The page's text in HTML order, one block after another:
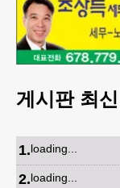
게시판 최
1.loading...
2.loading...